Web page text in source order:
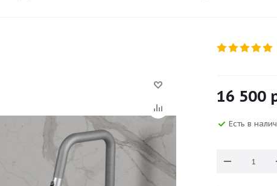
16 500
Есть в